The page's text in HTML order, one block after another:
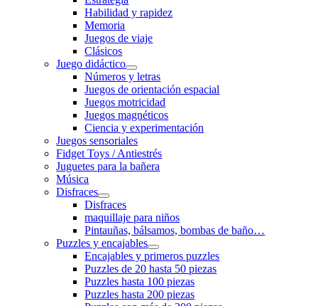
Habilidad y rapidez
Memoria
Juegos de viaje
Clásicos
Juego didáctico
Números y letras
Juegos de orientación espacial
Juegos motricidad
Juegos magnéticos
Ciencia y experimentación
Juegos sensoriales
Fidget Toys / Antiestrés
Juguetes para la bañera
Música
Disfraces
Disfraces
maquillaje para niños
Pintauñas, bálsamos, bombas de baño…
Puzzles y encajables
Encajables y primeros puzzles
Puzzles de 20 hasta 50 piezas
Puzzles hasta 100 piezas
Puzzles hasta 200 piezas